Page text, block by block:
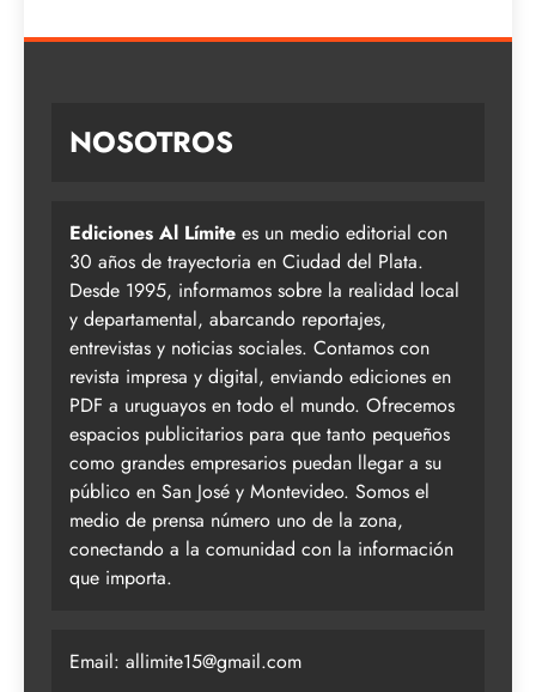
NOSOTROS
Ediciones Al Límite es un medio editorial con
30 años de trayectoria en Ciudad del Plata.
Desde 1995, informamos sobre la realidad local
y departamental, abarcando reportajes,
entrevistas y noticias sociales. Contamos con
revista impresa y digital, enviando ediciones en
PDF a uruguayos en todo el mundo. Ofrecemos
espacios publicitarios para que tanto pequeños
como grandes empresarios puedan llegar a su
público en San José y Montevideo. Somos el
medio de prensa número uno de la zona,
conectando a la comunidad con la información
que importa.
Email: allimite15@gmail.com